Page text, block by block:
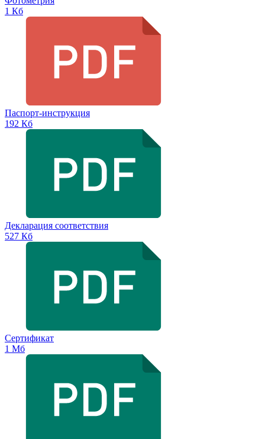
1 Кб
Паспорт-инструкция
192 Кб
Декларация соответствия
527 Кб
Сертификат
1 Мб